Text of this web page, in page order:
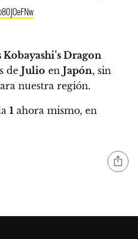
Kobayashi’s Dragon
de Julio en Japón, sin
nuestra región.
1 ahora mismo, en